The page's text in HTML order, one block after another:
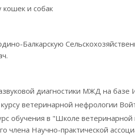
кошек и собак
Балкарскую
диагностики МЖД на
ветеринарной нефрологии
обучения в "Школе
члена Научно-практической